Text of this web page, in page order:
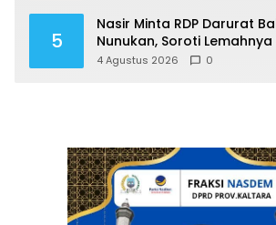
5
Nasir Minta RDP Darurat
Nunukan, Soroti Lemahnya
Distribusi
4 Agustus 2026 0